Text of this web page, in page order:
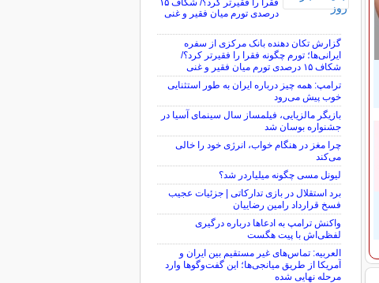
فقرا را فقیرتر کرد؟/ شکاف ۱۵
درصدی تورم میان فقیر و غنی
گزارش تکان‌ دهنده بانک مرکزی از سفره
ایرانی‌ها؛ تورم چگونه فقرا را فقیرتر کرد؟/
شکاف ۱۵ درصدی تورم میان فقیر و غنی
ترامپ: همه چیز درباره ایران به طور استثنایی
خوب پیش می‌رود
بازیگر مالزیایی، فیلمساز سال سینمای آسیا در
جشنواره بوسان شد
چرا مغز در هنگام خواب، انرژی خود را خالی
می‌کند
لیونل مسی چگونه میلیاردر شد؟
برد استقلال در بازی تدارکاتی | جزئیات عجیب
فسخ قرارداد رامین رضاییان
واکنش ترامپ به ادعاها درباره درگیری
لفظی‌اش با پیت هگست
العربیه: تماس‌های غیر مستقیم بین ایران و
آمریکا از طریق میانجی‌ها؛ این گفت‌و‌گو‌ها وارد
مرحله نهایی شده